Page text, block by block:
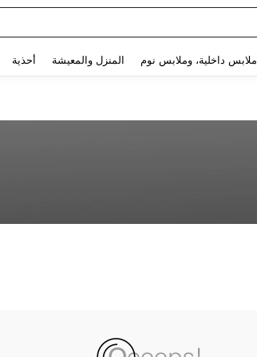
ملابس داخلية، وملابس نوم المنزل والمعيشة أحذية